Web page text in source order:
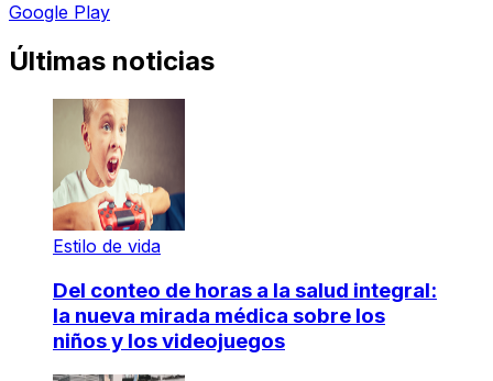
Google Play
Últimas noticias
Estilo de vida
Del conteo de horas a la salud integral:
la nueva mirada médica sobre los
niños y los videojuegos